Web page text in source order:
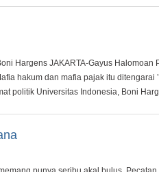
Hargens JAKARTA-Gayus Halomoan
hakum dan mafia pajak itu ditengarai
politik Universitas Indonesia, Boni